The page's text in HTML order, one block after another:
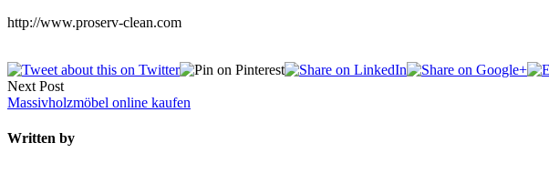
http://www.proserv-clean.com
Next Post
Massivholzmöbel online kaufen
Written by